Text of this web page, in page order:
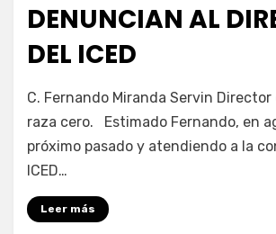
DENUNCIAN AL
DEL ICED
por Enrique
C. Fernando Miranda Servin
raza cero. Estimado Fernando, en
próximo pasado y atendiendo a la
ICED…
Leer más